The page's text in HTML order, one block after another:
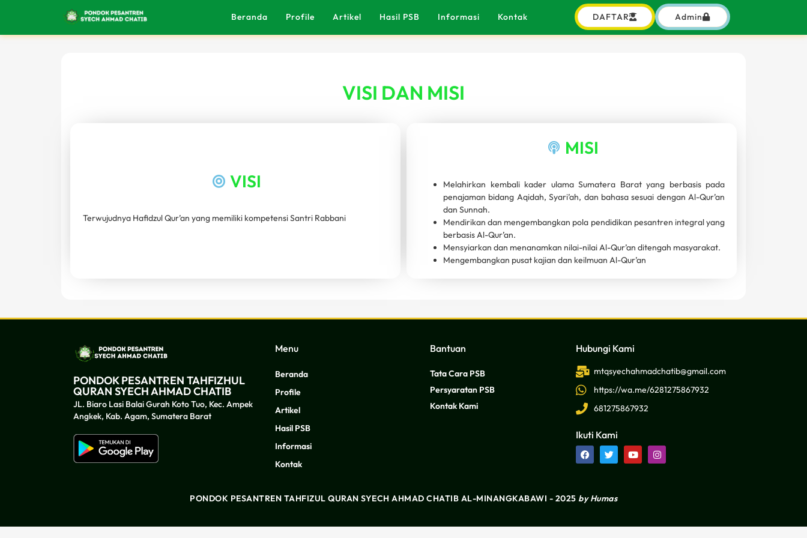
Beranda Profile Artikel Hasil PSB Informasi Kontak DAFTAR Admin
VISI DAN MISI
VISI
Terwujudnya Hafidzul Qur’an yang memiliki kompetensi Santri Rabbani
MISI
Melahirkan kembali kader ulama Sumatera Barat yang berbasis pada
penajaman bidang Aqidah, Syari’ah, dan bahasa sesuai dengan Al-Qur’an
dan Sunnah.
Mendirikan dan mengembangkan pola pendidikan pesantren integral yang
berbasis Al-Qur’an.
Mensyiarkan dan menanamkan nilai-nilai Al-Qur’an ditengah masyarakat.
Mengembangkan pusat kajian dan keilmuan Al-Qur’an
PONDOK PESANTREN TAHFIZHUL
QURAN SYECH AHMAD CHATIB
JL. Biaro Lasi Balai Gurah Koto Tuo, Kec. Ampek
Angkek, Kab. Agam, Sumatera Barat
Menu
Beranda
Profile
Artikel
Hasil PSB
Informasi
Kontak
Bantuan
Tata Cara PSB
Persyaratan PSB
Kontak Kami
Hubungi Kami
mtqsyechahmadchatib@gmail.com
https://wa.me/6281275867932
681275867932
Ikuti Kami
PONDOK PESANTREN TAHFIZUL QURAN SYECH AHMAD CHATIB AL-MINANGKABAWI - 2025 by Humas